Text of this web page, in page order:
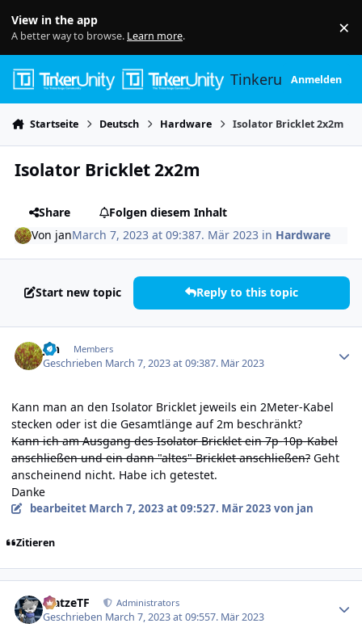
View in the app
A better way to browse. Learn more. ×
TinkerunityAnmelden
Startseite Deutsch Hardware Isolator Bricklet 2x2m
Isolator Bricklet 2x2m
Share
Folgen diesem Inhalt
Von janMarch 7, 2023 at 09:387. Mär 2023 in Hardware
Start new topic Reply to this topic
jan Members
Geschrieben March 7, 2023 at 09:387. Mär 2023
Kann man an den Isolator Bricklet jeweils ein 2Meter-Kabel
stecken oder ist die Gesamtlänge auf 2m beschränkt?
Kann ich am Ausgang des Isolator Bricklet ein 7p-10p-Kabel
anschließen und ein dann "altes" Bricklet anschließen? Geht
anscheinend nicht. Habe ich getestet.
Danke
bearbeitet March 7, 2023 at 09:527. Mär 2023 von jan
Zitieren
MatzeTF Administrators
Geschrieben March 7, 2023 at 09:557. Mär 2023